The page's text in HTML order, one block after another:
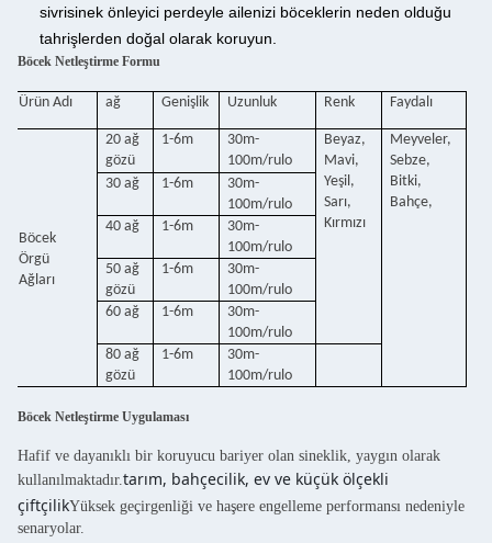
sivrisinek önleyici perdeyle ailenizi böceklerin neden olduğu
tahrişlerden doğal olarak koruyun.
Böcek Netleştirme Formu
Ürün Adı ağ Genişlik Uzunluk Renk Faydalı
Böcek
Örgü
Ağları
20 ağ
gözü
1-6m
30m-
100m/rulo
Beyaz,
Mavi,
Yeşil,
Sarı,
Kırmızı
Meyveler,
Sebze,
Bitki,
Bahçe,
30 ağ 1-6m
30m-
100m/rulo
40 ağ
1-6m
30m-
100m/rulo
50 ağ
gözü
1-6m
30m-
100m/rulo
60 ağ
1-6m
30m-
100m/rulo
80 ağ
gözü
1-6m
30m-
100m/rulo
Böcek Netleştirme Uygulaması
Hafif ve dayanıklı bir koruyucu bariyer olan sineklik, yaygın olarak
kullanılmaktadır.tarım, bahçecilik, ev ve küçük ölçekli
çiftçilikYüksek geçirgenliği ve haşere engelleme performansı nedeniyle
senaryolar.